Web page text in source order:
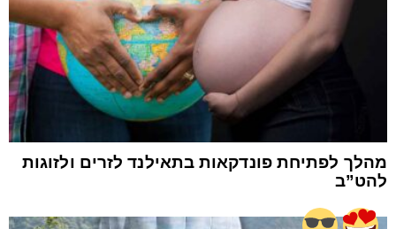
מהלך לפתיחת פונדקאות בתאילנד לזרים ולזוגות
להט”ב